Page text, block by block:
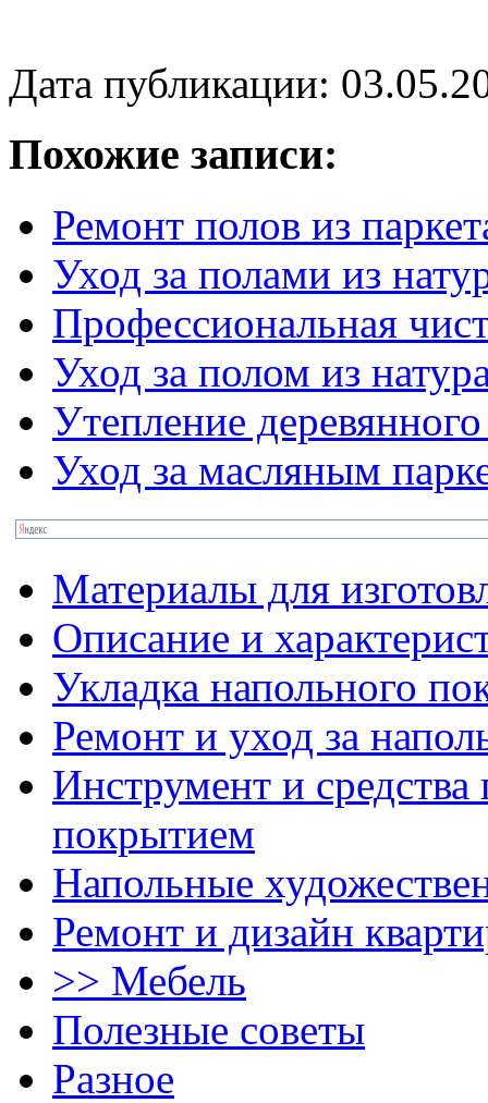
Дата публикации:
Похожие записи:
Ремонт полов из
Уход за полами из
Профессиональная
Уход за полом из
Утепление
Уход за масляным
Материалы для
Описание и
Укладка напольного
Ремонт и уход за
Инструмент и
покрытием
Напольные
Ремонт и дизайн
>> Мебель
Полезные советы
Разное